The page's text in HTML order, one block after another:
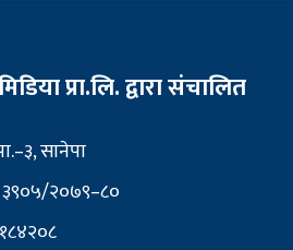
प्रा.लि. द्वारा संचालित
सानेपा
३९०५/२०७९–८०